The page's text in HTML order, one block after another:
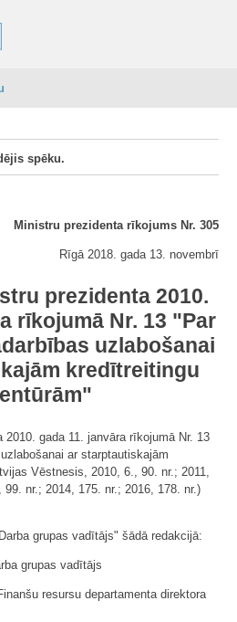
spēku.
Ministru prezidenta rīkojums Nr. 305
Rīgā 2018. gada 13. novembrī
prezidenta 2010.
rīkojumā Nr. 13 "Par
uzlabošanai
kredītreitingu
2010. gada 11. janvāra rīkojumā Nr. 13
ar starptautiskajām
Vēstnesis, 2010, 6., 90. nr.; 2011,
nr.; 2014, 175. nr.; 2016, 178. nr.)
grupas vadītājs" šādā redakcijā:
grupas vadītājs
resursu departamenta direktora